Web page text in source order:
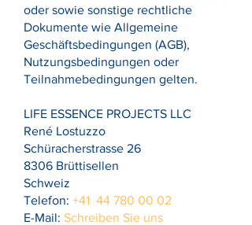
oder sowie sonstige rechtliche
Dokumente wie Allgemeine
Geschäftsbedingungen (AGB),
Nutzungsbedingungen oder
Teilnahmebedingungen gelten.
LIFE ESSENCE PROJECTS LLC
René Lostuzzo
Schüracherstrasse 26
8306 Brüttisellen
Schweiz
Telefon: +41 44 780 00 02
E-Mail: Schreiben Sie uns